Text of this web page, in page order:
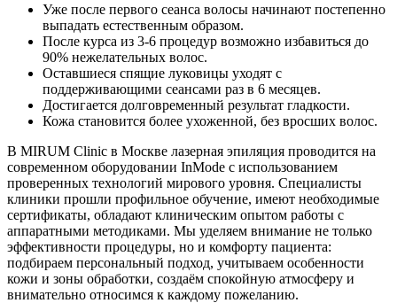
Уже после первого сеанса волосы начинают постепенно
выпадать естественным образом.
После курса из 3-6 процедур возможно избавиться до
90% нежелательных волос.
Оставшиеся спящие луковицы уходят с
поддерживающими сеансами раз в 6 месяцев.
Достигается долговременный результат гладкости.
Кожа становится более ухоженной, без вросших волос.
В MIRUM Clinic в Москве лазерная эпиляция проводится на
современном оборудовании InMode с использованием
проверенных технологий мирового уровня. Cпециалисты
клиники прошли профильное обучение, имеют необходимые
сертификаты, обладают клиническим опытом работы с
аппаратными методиками. Мы уделяем внимание не только
эффективности процедуры, но и комфорту пациента:
подбираем персональный подход, учитываем особенности
кожи и зоны обработки, создаём спокойную атмосферу и
внимательно относимся к каждому пожеланию.